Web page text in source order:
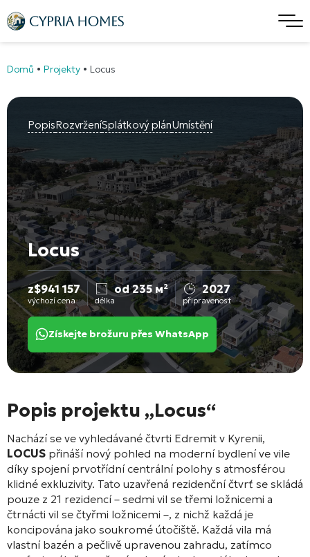
Domů • Projekty • Locus
PopisRozvrženíSplátkový plánUmístění
Locus
z$941 157
výchozí cena
od 235 м²
délka
2027
připravenost
Získejte brožuru přes WhatsApp
Popis projektu „Locus“
Nachází se ve vyhledávané čtvrti Edremit v Kyrenii,
LOCUS přináší nový pohled na moderní bydlení ve vile
díky spojení prvotřídní centrální polohy s atmosférou
klidné exkluzivity. Tato uzavřená rezidenční čtvrť se skládá
pouze z 21 rezidencí – sedmi vil se třemi ložnicemi a
čtrnácti vil se čtyřmi ložnicemi –, z nichž každá je
koncipována jako soukromé útočiště. Každá vila má
vlastní bazén a pečlivě upravenou zahradu, zatímco